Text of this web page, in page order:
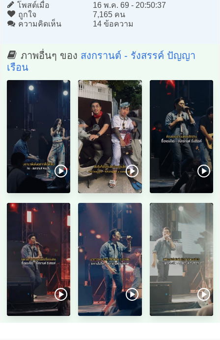
โพสต์เมื่อ
16 พ.ค. 69 - 20:50:37
ถูกใจ
7,165 คน
ความคิดเห็น
14 ข้อความ
ภาพอื่นๆ ของ สงกรานต์ - รังสรรค์ ปัญญา
เรือน